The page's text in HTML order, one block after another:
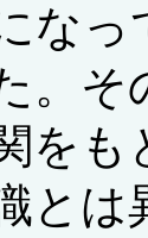
な
。そ
をも
とは